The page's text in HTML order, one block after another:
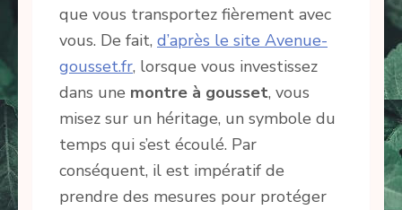
que vous transportez fièrement avec
vous. De fait, d’après le site Avenue-
gousset.fr, lorsque vous investissez
dans une montre à gousset, vous
misez sur un héritage, un symbole du
temps qui s’est écoulé. Par
conséquent, il est impératif de
prendre des mesures pour protéger